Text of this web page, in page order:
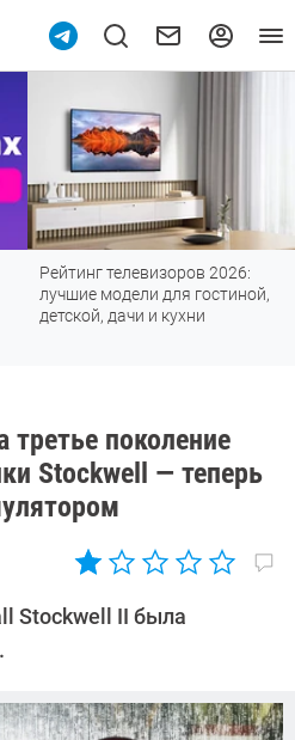
Рейтинг телевизоров 2026:
лучшие модели для гостиной,
детской, дачи и кухни
поколение
Stockwell — теперь
Stockwell II была